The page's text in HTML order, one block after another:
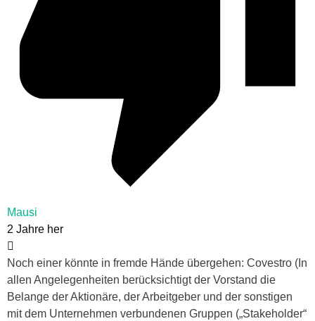
Mausi
2 Jahre her
Noch einer könnte in fremde Hände übergehen: Covestro (In
allen Angelegenheiten berücksichtigt der Vorstand die
Belange der Aktionäre, der Arbeitgeber und der sonstigen
mit dem Unternehmen verbundenen Gruppen („Stakeholder“